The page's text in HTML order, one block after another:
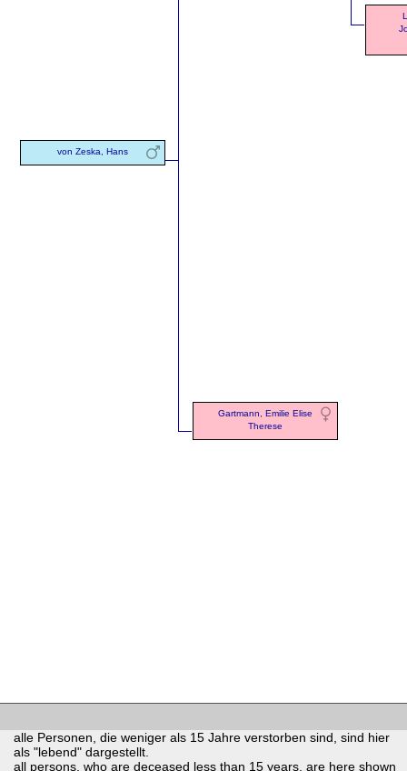
von Zeska, Hans
Gartmann, Emilie Elise
Therese
alle Personen, die weniger als 15 Jahre verstorben sind, sind hier
als "lebend" dargestellt.
all persons, who are deceased less than 15 years, are here shown